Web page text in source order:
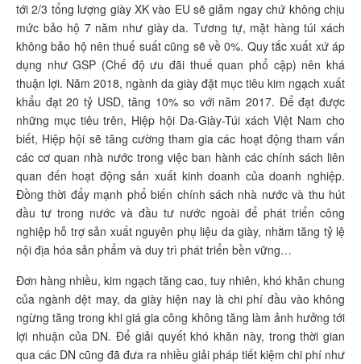
tới 2/3 tổng lượng giày XK vào EU sẽ giảm ngay chứ không chịu
mức bảo hộ 7 năm như giày da. Tương tự, mặt hàng túi xách
không bảo hộ nên thuế suất cũng sẽ về 0%. Quy tắc xuất xứ áp
dụng như GSP (Chế độ ưu đãi thuế quan phổ cập) nên khá
thuận lợi. Năm 2018, ngành da giày đặt mục tiêu kim ngạch xuất
khẩu đạt 20 tỷ USD, tăng 10% so với năm 2017. Để đạt được
những mục tiêu trên, Hiệp hội Da-Giày-Túi xách Việt Nam cho
biết, Hiệp hội sẽ tăng cường tham gia các hoạt động tham vấn
các cơ quan nhà nước trong việc ban hành các chính sách liên
quan đến hoạt động sản xuất kinh doanh của doanh nghiệp.
Đồng thời đẩy mạnh phổ biến chính sách nhà nước và thu hút
đầu tư trong nước và đầu tư nước ngoài để phát triển công
nghiệp hỗ trợ sản xuất nguyên phụ liệu da giày, nhằm tăng tỷ lệ
nội địa hóa sản phẩm và duy trì phát triển bền vững…
Đơn hàng nhiều, kim ngạch tăng cao, tuy nhiên, khó khăn chung
của ngành dệt may, da giày hiện nay là chi phí đầu vào không
ngừng tăng trong khi giá gia công không tăng làm ảnh hưởng tới
lợi nhuận của DN. Để giải quyết khó khăn này, trong thời gian
qua các DN cũng đã đưa ra nhiều giải pháp tiết kiệm chi phí như